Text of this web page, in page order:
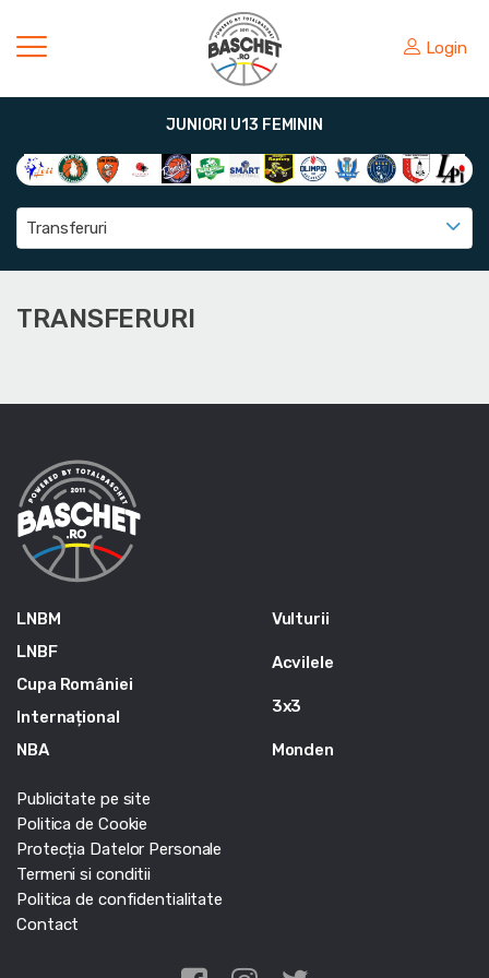
Login
JUNIORI U13 FEMININ
Transferuri
TRANSFERURI
LNBM
LNBF
Cupa României
Internațional
NBA
Vulturii
Acvilele
3x3
Monden
Publicitate pe site
Politica de Cookie
Protecția Datelor Personale
Termeni si conditii
Politica de confidentialitate
Contact